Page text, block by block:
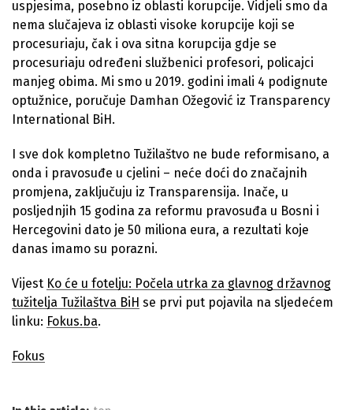
uspjesima, posebno iz oblasti korupcije. Vidjeli smo da
nema slučajeva iz oblasti visoke korupcije koji se
procesuriaju, čak i ova sitna korupcija gdje se
procesuriaju određeni službenici profesori, policajci
manjeg obima. Mi smo u 2019. godini imali 4 podignute
optužnice, poručuje Damhan Ožegović iz Transparency
International BiH.
I sve dok kompletno Tužilaštvo ne bude reformisano, a
onda i pravosuđe u cjelini – neće doći do značajnih
promjena, zaključuju iz Transparensija. Inače, u
posljednjih 15 godina za reformu pravosuđa u Bosni i
Hercegovini dato je 50 miliona eura, a rezultati koje
danas imamo su porazni.
Vijest Ko će u fotelju: Počela utrka za glavnog državnog
tužitelja Tužilaštva BiH se prvi put pojavila na sljedećem
linku: Fokus.ba.
Fokus